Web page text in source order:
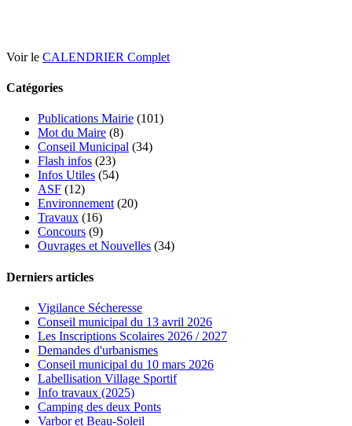
Voir le CALENDRIER Complet
Catégories
Publications Mairie (101)
Mot du Maire (8)
Conseil Municipal (34)
Flash infos (23)
Infos Utiles (54)
ASF (12)
Environnement (20)
Travaux (16)
Concours (9)
Ouvrages et Nouvelles (34)
Derniers articles
Vigilance Sécheresse
Conseil municipal du 13 avril 2026
Les Inscriptions Scolaires 2026 / 2027
Demandes d'urbanismes
Conseil municipal du 10 mars 2026
Labellisation Village Sportif
Info travaux (2025)
Camping des deux Ponts
Varbor et Beau-Soleil